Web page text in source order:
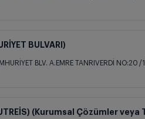
BULVARI)
BLV. A.EMRE TANRIVERDİ NO:20 /
(Kurumsal Çözümler